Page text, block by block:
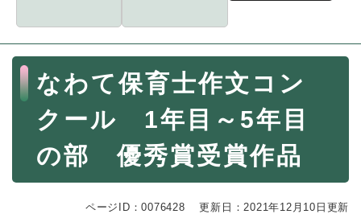
くらし・手続き
ら
・
手
き
登録・届け出・証明
マイナンバー
本
文
なわて保育士作文コン
クール 1年目～5年目
の部 優秀賞受賞作品
ページID：0076428 更新日：2021年12月10日更新